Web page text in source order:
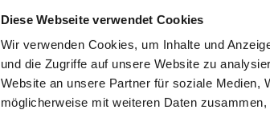
Diese Webseite verwendet Cookies
Wir verwenden Cookies, um Inhalte und
und die Zugriffe auf unsere Website zu
Website an unsere Partner für soziale Medien,
möglicherweise mit weiteren Daten